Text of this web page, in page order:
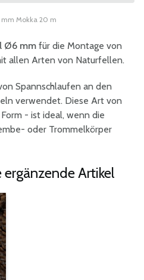
mm Mokka 20 m
Ø6 mm für die Montage von
allen Arten von Naturfellen.
Spannschlaufen an den
verwendet. Diese Art von
- ist ideal, wenn die
oder Trommelkörper
Artikel